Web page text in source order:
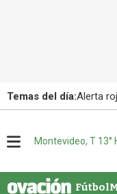
Temas del día:Alerta
u
Montevideo, T 13°
Fútbol